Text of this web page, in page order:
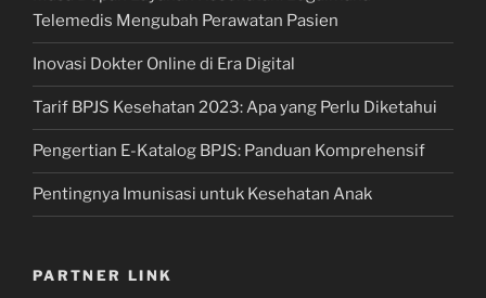
Telemedis Mengubah Perawatan Pasien
Inovasi Dokter Online di Era Digital
Tarif BPJS Kesehatan 2023: Apa yang Perlu Diketahui
Pengertian E-Katalog BPJS: Panduan Komprehensif
Pentingnya Imunisasi untuk Kesehatan Anak
PARTNER LINK